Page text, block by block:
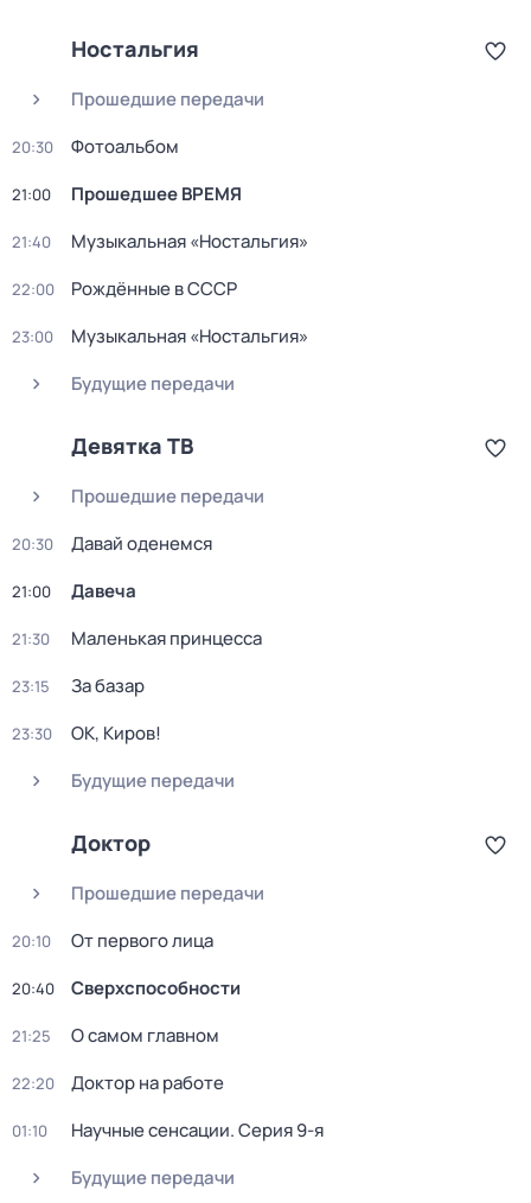
Ностальгия
Прошедшие передачи
20:30 Фотоальбом
21:00 Прошедшее ВРЕМЯ
21:40 Музыкальная «Ностальгия»
22:00 Рождённые в СССР
23:00
Музыкальная «Ностальгия»
Будущие передачи
Девятка ТВ
Прошедшие передачи
20:30 Давай оденемся
21:00 Давеча
21:30 Маленькая принцесса
23:15 За базар
23:30
ОК, Киров!
Будущие передачи
Доктор
Прошедшие передачи
20:10 От первого лица
20:40 Сверхспособности
21:25 О самом главном
22:20 Доктор на работе
01:10 Научные сенсации. Серия 9-я
Будущие передачи